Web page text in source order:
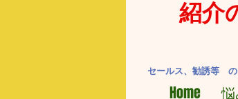
セールス、勧誘等 の
紹介
Home